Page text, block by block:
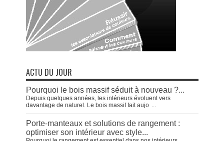
ACTU DU JOUR
Pourquoi le bois massif séduit à nouveau ?...
Depuis quelques années, les intérieurs évoluent vers
davantage de naturel. Le bois massif fait aujo ...
Porte-manteaux et solutions de rangement :
optimiser son intérieur avec style...